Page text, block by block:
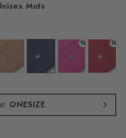
Muts
Kleur: wholegrainKleur: classyblue
%
Kleur: berry
%
Kleur:
ONESIZE